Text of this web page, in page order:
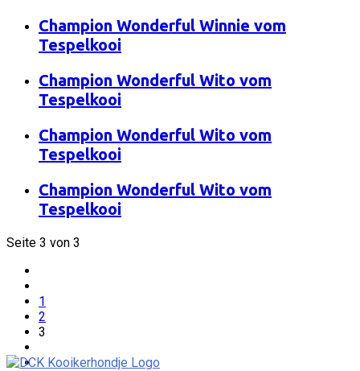
Champion Wonderful Winnie vom
Tespelkooi
Champion Wonderful Wito vom
Tespelkooi
Champion Wonderful Wito vom
Tespelkooi
Champion Wonderful Wito vom
Tespelkooi
Seite 3 von 3
1
2
3